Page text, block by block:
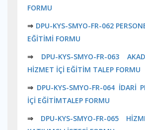
FORMU
⇒ DPU-KYS-SMYO-FR-062
EĞİTİMİ FORMU
⇒ DPU-KYS-SMYO-FR-063
HİZMET İÇİ EĞİTİM TALEP FORMU
⇒ DPU-KYS-SMYO-FR-064 İDARİ
İÇİ EĞİTİMTALEP FORMU
⇒ DPU-KYS-SMYO-FR-065